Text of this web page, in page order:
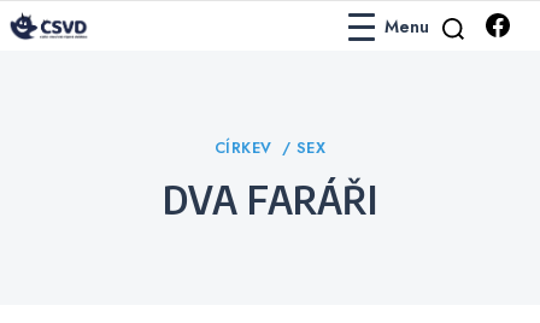
Menu
Categories
CÍRKEV SEX
DVA FARÁŘI